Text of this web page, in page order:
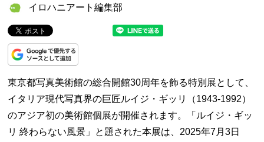
イロハニアート編集部
東京都写真美術館の総合開館30周年を飾る特別展として、
イタリア現代写真界の巨匠ルイジ・ギッリ（1943-1992）
のアジア初の美術館個展が開催されます。「ルイジ・ギッ
リ 終わらない風景」と題された本展は、2025年7月3日